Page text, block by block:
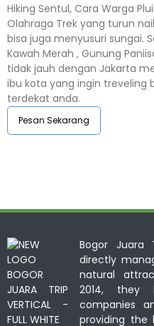
Hiking Sentul, Cara Warga
Olahraga Trek yang turun
bisa juga menyusuri sungai.
Kawah Merah , Gunung
tidak jauh dengan Jakarta
ibu kota yang ingin
terdekat anda.
Pesan Sekarang
Bogor
directly
natural
2014, they
companies
providing the